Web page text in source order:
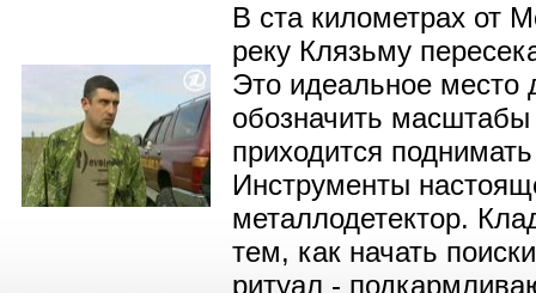
В ста километрах от
реку Клязьму
Это идеальное место
обозначить
приходится
Инструменты
металлодетектор.
тем, как начать
ритуал -